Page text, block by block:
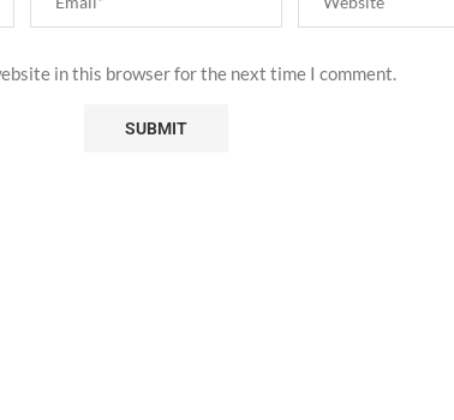
in this browser for the next time I comment.